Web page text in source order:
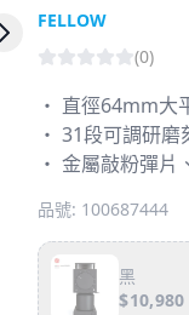
Next slide
FELLOW
(0)
・ 直徑64mm大
・ 31段可調研磨
・ 金屬敲粉彈
・ 不支援義式
・ 台灣地區，享
品號: 100687444
黑
$10,980